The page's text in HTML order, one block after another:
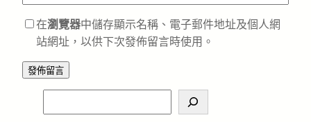
在瀏覽器中儲存顯示名稱、電子郵件地址及個人網
站網址，以供下次發佈留言時使用。
e